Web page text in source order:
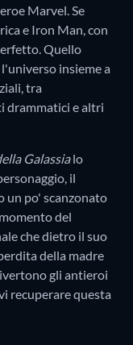
Marvel. Se
e Iron Man, con
Quello
insieme a
tra
drammatici e altri
Galassialo
il
un po' scanzonato
del
che dietro il suo
della madre
gli antieroi
recuperare questa